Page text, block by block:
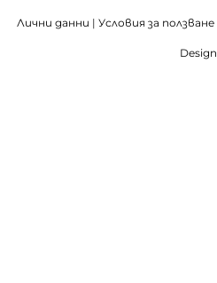
Лични данни |Условия за ползване
Design